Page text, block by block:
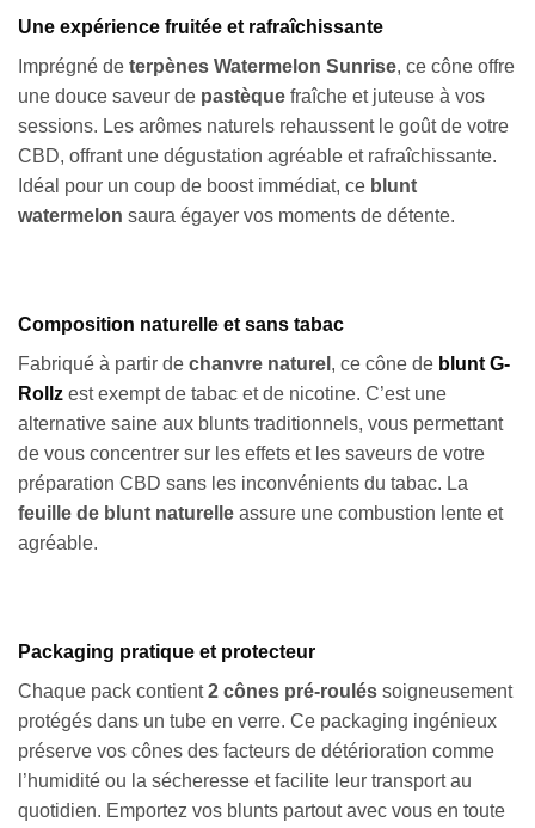
Une expérience fruitée et rafraîchissante
Imprégné de terpènes Watermelon Sunrise, ce cône offre
une douce saveur de pastèque fraîche et juteuse à vos
sessions. Les arômes naturels rehaussent le goût de votre
CBD, offrant une dégustation agréable et rafraîchissante.
Idéal pour un coup de boost immédiat, ce blunt
watermelon saura égayer vos moments de détente.
Composition naturelle et sans tabac
Fabriqué à partir de chanvre naturel , ce cône de blunt G-
Rollz est exempt de tabac et de nicotine. C’est une
alternative saine aux blunts traditionnels, vous permettant
de vous concentrer sur les effets et les saveurs de votre
préparation CBD sans les inconvénients du tabac. La
feuille de blunt naturelle assure une combustion lente et
agréable.
Packaging pratique et protecteur
Chaque pack contient2 cônes pré-roulés soigneusement
protégés dans un tube en verre. Ce packaging ingénieux
préserve vos cônes des facteurs de détérioration comme
l’humidité ou la sécheresse et facilite leur transport au
quotidien. Emportez vos blunts partout avec vous en toute